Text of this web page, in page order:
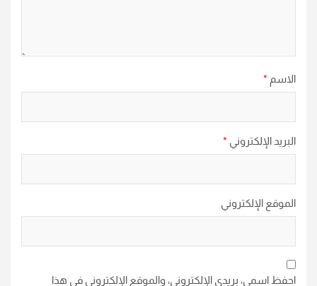
الاسم *
البريد الإلكتروني *
الموقع الإلكتروني
احفظ اسمي، بريدي الإلكتروني، والموقع الإلكتروني في هذا